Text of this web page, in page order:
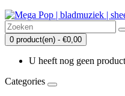
0 product(en) - €0,00
U heeft nog geen
Categories